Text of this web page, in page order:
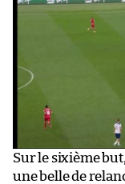
Sur le sixième
une belle de